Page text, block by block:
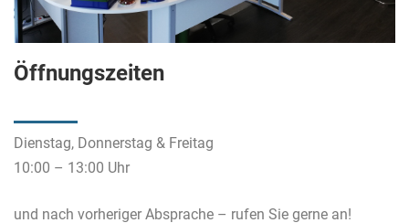
Öffnungszeiten
Dienstag, Donnerstag & Freitag
10:00 – 13:00 Uhr
und nach vorheriger Absprache – rufen Sie gerne an!